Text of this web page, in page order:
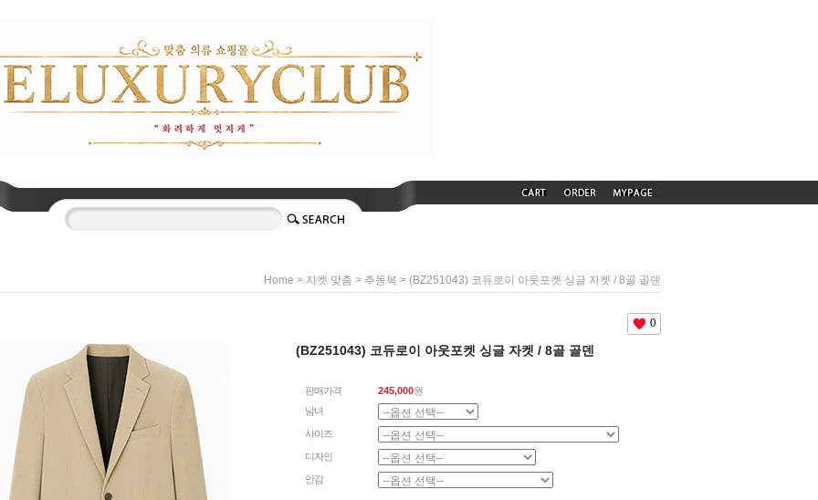
Home > 자켓 맞춤 > 추동복 > (BZ251043) 코듀로이 아웃포켓 싱글 자켓 / 8골 골덴
0
(BZ251043) 코듀로이 아웃포켓 싱글 자켓 / 8골 골덴
판매가격 245,000원
남녀
사이즈
디자인
안감